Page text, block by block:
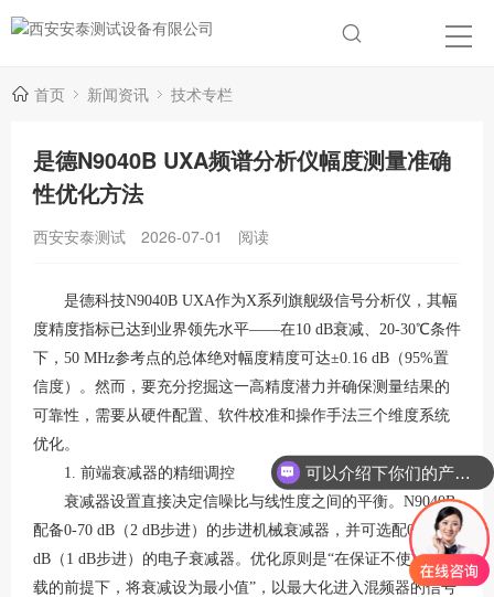
首页 新闻资讯 技术专栏
是德N9040B UXA频谱分析仪幅度测量准确
性优化方法
西安安泰测试 2026-07-01 阅读
是德科技N9040B UXA作为X系列旗舰级信号分析仪，其幅
度精度指标已达到业界领先水平——在10 dB衰减、20-30℃条件
下，50 MHz参考点的总体绝对幅度精度可达±0.16 dB（95%置
信度） 。然而，要充分挖掘这一高精度潜力并确保测量结果的
可靠性，需要从硬件配置、软件校准和操作手法三个维度系统
优化。
1. 前端衰减器的精细调控
衰减器设置直接决定信噪比与线性度之间的平衡。 N9040B
配备0-70 dB（2 dB步进）的步进机械衰减器，并可选配0-24
dB（1 dB步进）的电子衰减器。优化原则是“在保证不使前端过
载的前提下，将衰减设为最小值”，以最大化进入混频器的信号
可以介绍下你们的产品么？